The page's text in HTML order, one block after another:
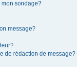
mon sondage?
message?
de rédaction de message?